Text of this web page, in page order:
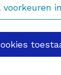
voorkeuren in
-
Contact